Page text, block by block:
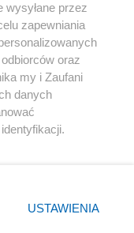
Youtube
wysyłane przez
zapewniania
oraz
my i Zaufani
danych
prywatności
USTAWIENIA